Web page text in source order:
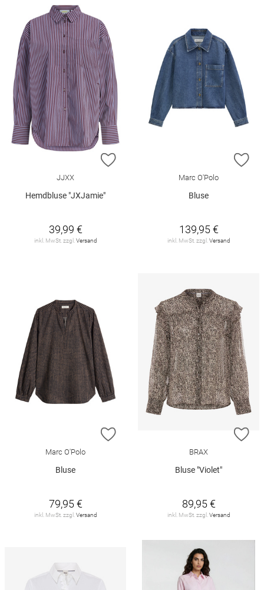
ZUR WUNSCHLISTE HINZUFÜGEN
JJXX
Hemdbluse "JXJamie"
39,99 €
inkl. MwSt. zzgl.Versand
Marc O'Polo
Bluse
139,95 €
inkl. MwSt. zzgl.Versand
ZUR WUNSCHLISTE HINZUFÜGEN
Marc O'Polo
Bluse
79,95 €
inkl. MwSt. zzgl. Versand
BRAX
Bluse "Violet"
89,95 €
inkl. MwSt. zzgl. Versand